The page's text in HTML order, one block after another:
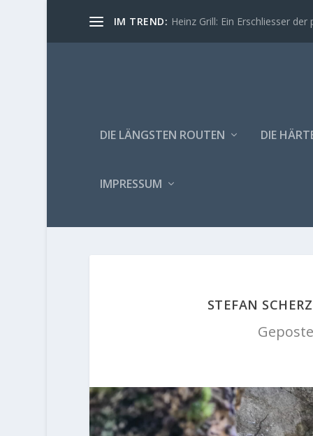
IM TREND: Heinz Grill: Ein Erschliesser
DIE LÄNGSTEN ROUTEN DIE
IMPRESSUM
STEFAN